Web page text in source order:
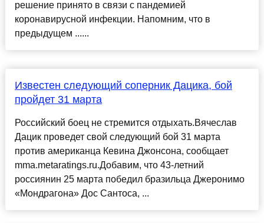
решение принято в связи с пандемией
коронавирусной инфекции. Напомним, что в
предыдущем ......
Известен следующий соперник Дацика, бой
пройдет 31 марта
Российский боец не стремится отдыхать.Вячеслав
Дацик проведет свой следующий бой 31 марта
против американца Кевина Джонсона, сообщает
mma.metaratings.ru.Добавим, что 43-летний
россиянин 25 марта победил бразильца Джеронимо
«Мондрагонa» Дос Сантоса, ...